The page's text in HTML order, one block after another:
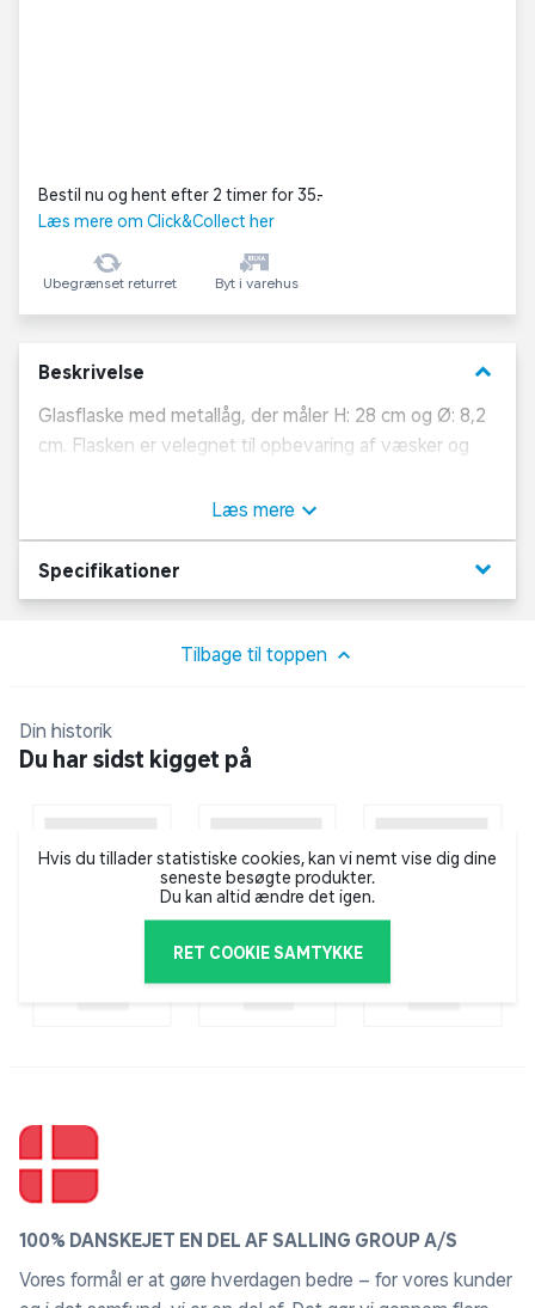
Bestil nu og hent efter 2 timer for 35,-
Læs mere om Click&Collect her
Ubegrænset returret Byt i varehus
Beskrivelse keyboard_arrow_down
Glasflaske med metallåg, der måler H: 28 cm og Ø: 8,2
cm. Flasken er velegnet til opbevaring af væsker og
køkkenbrug og servering.Læs mere
Specifikationer keyboard_arrow_down
Tilbage til toppen
Din historik
Du har sidst kigget på
Hvis du tillader statistiske cookies, kan vi nemt vise dig dine
seneste besøgte produkter.
Du kan altid ændre det igen.
RET COOKIE SAMTYKKE
100% DANSKEJET EN DEL AF SALLING GROUP A/S
Vores formål er at gøre hverdagen bedre – for vores kunder